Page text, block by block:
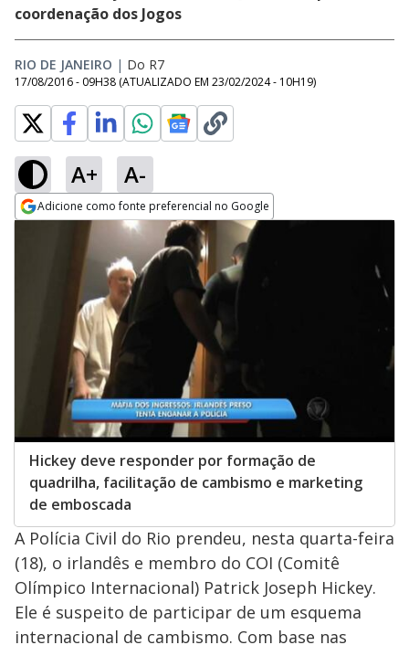
coordenação dos Jogos
RIO DE JANEIRO | Do R7
17/08/2016 - 09H38 (ATUALIZADO EM 23/02/2024 - 10H19)
A+ A-
Adicione como fonte preferencial no Google
Opens in new window
Hickey deve responder por formação de
quadrilha, facilitação de cambismo e marketing
de emboscada
A Polícia Civil do Rio prendeu, nesta quarta-feira
(18), o irlandês e membro do COI (Comitê
Olímpico Internacional) Patrick Joseph Hickey.
Ele é suspeito de participar de um esquema
internacional de cambismo. Com base nas